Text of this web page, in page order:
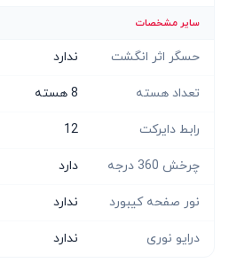
سایر مشخصات
حسگر اثر انگشت ندارد
تعداد هسته 8 هسته
رابط دایرکت 12
چرخش 360 درجه دارد
نور صفحه کیبورد ندارد
درایو نوری ندارد